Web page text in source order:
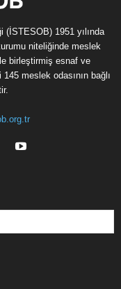
(İSTESOB) 1951 yılında
niteliğinde meslek
birleştirmiş esnaf ve
meslek odasının bağlı